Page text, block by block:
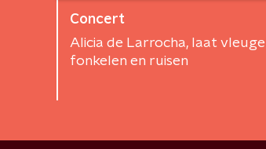
Concert
Alicia de Larrocha, laat vleugel
fonkelen en ruisen